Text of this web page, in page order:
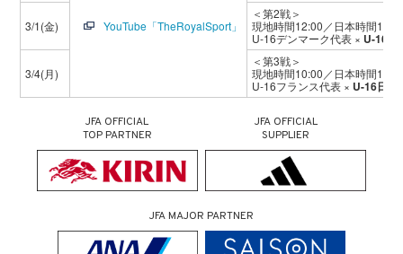
YouTube「TheRoyalSport」
3/1(金)
＜第2戦＞
現地時間12:00／日本時間
U-16デンマーク代表 × U-16日
3/4(月)
＜第3戦＞
現地時間10:00／日本時間
U-16フランス代表 × U-16日本
JFA OFFICIAL
TOP PARTNER
JFA OFFICIAL
SUPPLIER
JFA MAJOR PARTNER